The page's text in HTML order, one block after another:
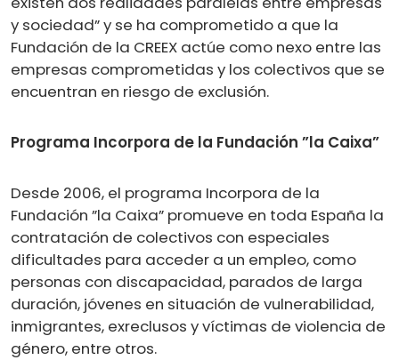
y sociedad” y se ha comprometido a que la
Fundación de la CREEX actúe como nexo entre las
empresas comprometidas y los colectivos que se
encuentran en riesgo de exclusión.
Programa Incorpora de la Fundación ”la Caixa”
Desde 2006, el programa Incorpora de la
Fundación ”la Caixa” promueve en toda España la
contratación de colectivos con especiales
dificultades para acceder a un empleo, como
personas con discapacidad, parados de larga
duración, jóvenes en situación de vulnerabilidad,
inmigrantes, exreclusos y víctimas de violencia de
género, entre otros.